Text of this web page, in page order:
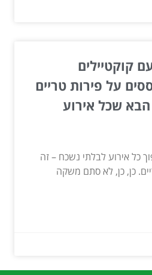
קוקטיילים
על פירות טריים
שכל אירוע
כל אירוע לבלתי נשכח – זה
כן, כן, לא סתם משקה